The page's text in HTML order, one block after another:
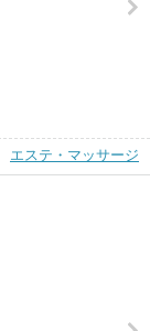
エステ・マッサージ